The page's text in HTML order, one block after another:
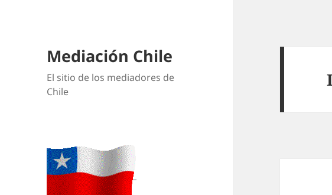
Mediación Chile
El sitio de los mediadores de
Chile